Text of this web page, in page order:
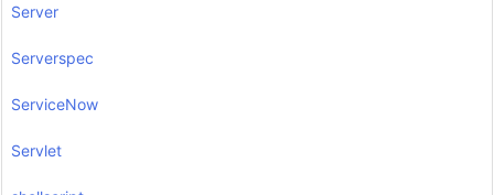
Server
Serverspec
ServiceNow
Servlet